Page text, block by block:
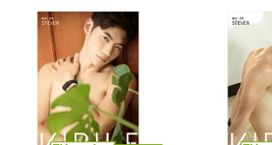
Barnes(88) J. Steven(88)
Krantz(88)
Sage Pubns(37)
Kendall Hunt Pub Co(36)
Penguin Group USA(36)